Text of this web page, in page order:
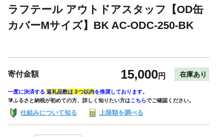
ラフテール アウトドアスタッフ【OD缶
カバーMサイズ】BK AC-ODC-250-BK
寄付金額 15,000円 在庫あり
一度に決済する 返礼品数は３つ以内を推奨しております。
🔰ふるさと納税が初めての方、詳しく知りたい方はこちらでご確認ください。
仕組みについて知る 上限額を調べる